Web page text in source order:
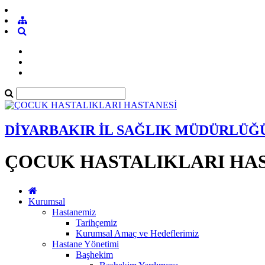
DİYARBAKIR İL SAĞLIK
ÇOCUK HASTALIKLARI
Kurumsal
Hastanemiz
Tarihçemiz
Kurumsal Amaç ve Hedeflerimiz
Hastane Yönetimi
Başhekim